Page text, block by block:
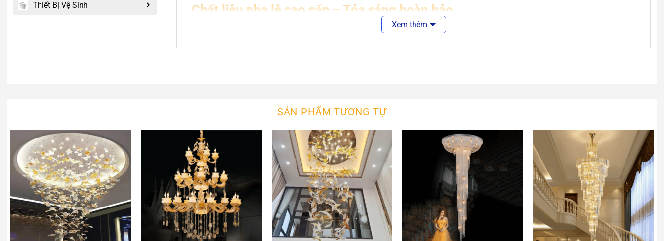
Thiết Bị Vệ Sinh Chất liệu pha lê cao cấp – Tỏa sáng hoàn hảo
Đèn sử dụng pha lê chất lượng cao có độ trong suốt và khả năng tán sắc ánh sáng tốt, giúp tạo nên hiệu ứng ánh sáng rực rỡ
Xem thêm
SẢN PHẨM TƯƠNG TỰ